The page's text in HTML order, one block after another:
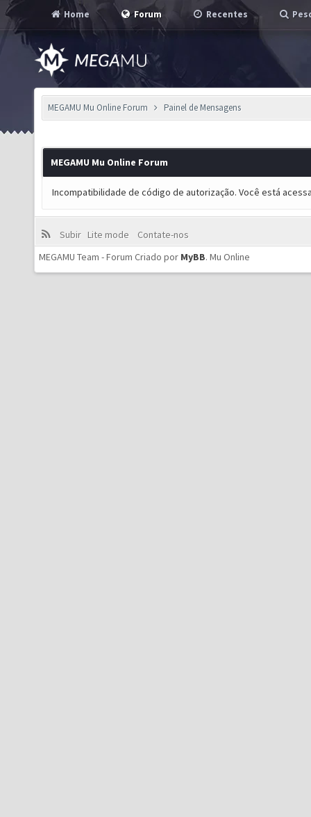
Home Forum Recentes
MEGAMU Mu Online Forum Painel de Mensagens
MEGAMU Mu Online Forum
Incompatibilidade de código de autorização. Você está
Subir Lite mode
Contate-nos
MEGAMU Team - Forum Criado por MyBB. Mu Online